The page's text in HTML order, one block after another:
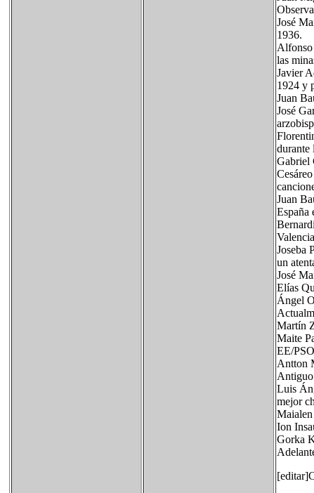
José
1936.
Alfonso
las
Javier
1924 y
Juan
José
durante
Gabriel
Juan
España
Joseba
un
José
Elías
Ángel
Martín
Maite
EE/
Antton
Luis
mejor
Ion
Gorka